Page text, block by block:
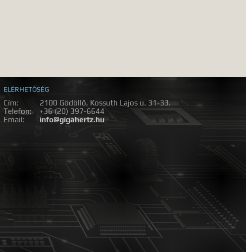
ELÉRHETŐSÉG
Cím:
2100 Gödöllő, Kossuth Lajos u. 31-33.
Telefon:
+36 (20) 397-6644
Email:
info@gigahertz.hu